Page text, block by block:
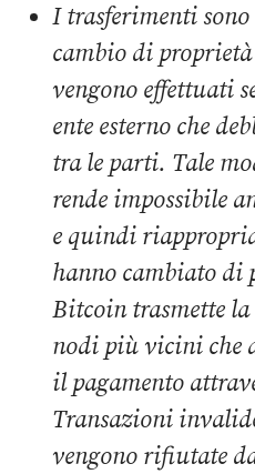
I trasferimenti
cambio di
vengono effettuati
ente esterno che
tra le parti. Tale
rende impossibile
e quindi
hanno cambiato
Bitcoin trasmette
nodi più vicini che
il pagamento
Transazioni
vengono rifiutate